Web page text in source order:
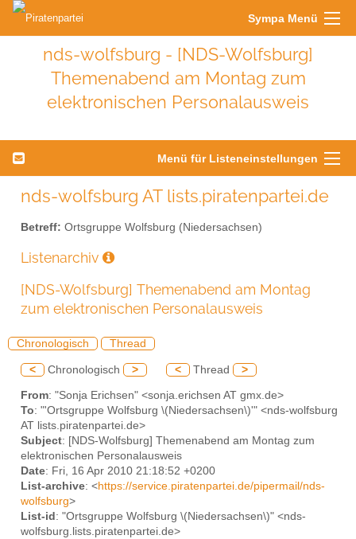
Sympa Menü
nds-wolfsburg - [NDS-Wolfsburg]
Themenabend am Montag zum
elektronischen Personalausweis
Menü für Listeneinstellungen
nds-wolfsburg AT lists.piratenpartei.de
Betreff: Ortsgruppe Wolfsburg (Niedersachsen)
Listenarchiv
[NDS-Wolfsburg] Themenabend am Montag
zum elektronischen Personalausweis
Chronologisch Thread
< Chronologisch > < Thread >
From: "Sonja Erichsen" <sonja.erichsen AT gmx.de>
To: "'Ortsgruppe Wolfsburg \(Niedersachsen\)'" <nds-wolfsburg
AT lists.piratenpartei.de>
Subject: [NDS-Wolfsburg] Themenabend am Montag zum
elektronischen Personalausweis
Date: Fri, 16 Apr 2010 21:18:52 +0200
List-archive: <https://service.piratenpartei.de/pipermail/nds-
wolfsburg>
List-id : "Ortsgruppe Wolfsburg \(Niedersachsen\)" <nds-
wolfsburg.lists.piratenpartei.de>